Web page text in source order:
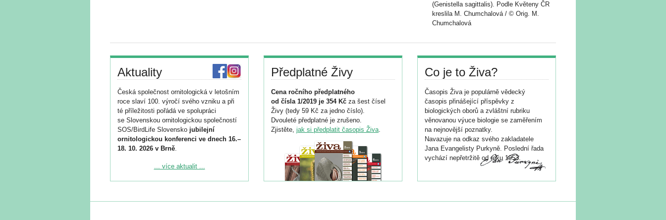
(Genistella sagittalis). Podle Květeny ČR
kreslila M. Chumchalová / © Orig. M.
Chumchalová
Aktuality
Česká společnost ornitologická v letošním
roce slaví 100. výročí svého vzniku a při
té příležitosti pořádá ve spolupráci
se Slovenskou ornitologickou společností
SOS/BirdLife Slovensko jubilejní
ornitologickou konferenci ve dnech 16.–
18. 10. 2026 v Brně.
Podrobnější informace ke konferenci
Registrovat se můžete do 6. září.
... více aktualit ...
Předplatné Živy
Cena ročního předplatného
od čísla 1/2019 je 354 Kč za šest čísel
Živy (tedy 59 Kč za jedno číslo).
Dvouleté předplatné je zrušeno.
Zjistěte, jak si předplatit časopis Živa.
Co je to Živa?
Časopis Živa je populárně vědecký
časopis přinášející příspěvky z
biologických oborů a zvláštní rubriku
věnovanou výuce biologie se zaměřením
na nejnovější poznatky.
Navazuje na odkaz svého zakladatele
Jana Evangelisty Purkyně. Poslední řada
vychází nepřetržitě od roku 1953.